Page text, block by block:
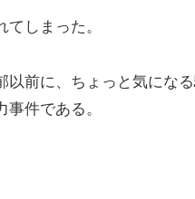
てしまった。
以前に、ちょっと気にな
事件である。